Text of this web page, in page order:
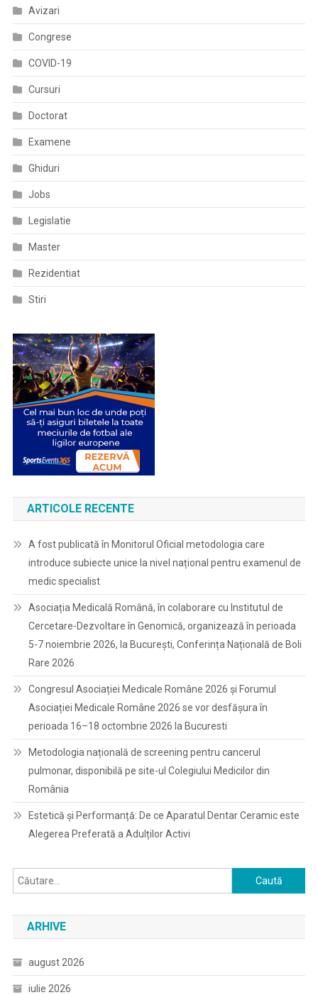
Avizari
Congrese
COVID-19
Cursuri
Doctorat
Examene
Ghiduri
Jobs
Legislatie
Master
Rezidentiat
Stiri
ARTICOLE RECENTE
A fost publicată în Monitorul Oficial metodologia care
introduce subiecte unice la nivel național pentru examenul de
medic specialist
Asociația Medicală Română, în colaborare cu Institutul de
Cercetare-Dezvoltare în Genomică, organizează în perioada
5-7 noiembrie 2026, la București, Conferința Națională de Boli
Rare 2026
Congresul Asociației Medicale Române 2026 și Forumul
Asociației Medicale Române 2026 se vor desfășura în
perioada 16–18 octombrie 2026 la Bucuresti
Metodologia națională de screening pentru cancerul
pulmonar, disponibilă pe site-ul Colegiului Medicilor din
România
Estetică și Performanță: De ce Aparatul Dentar Ceramic este
Alegerea Preferată a Adulților Activi
Caută
după:
ARHIVE
august 2026
iulie 2026